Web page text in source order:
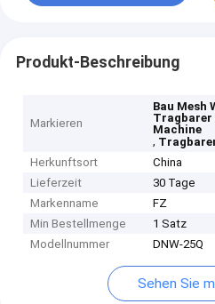
Produkt-Beschreibung
Markieren
Bau Mesh
Tragbarer
Machine
,
Herkunftsort
China
Lieferzeit
30 Tage
Markenname
FZ
Min Bestellmenge
1 Satz
Modellnummer
DNW-25Q
Sehen Sie